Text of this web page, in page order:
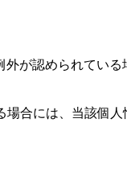
が認められている
には、当該個人